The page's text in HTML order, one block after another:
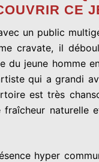
CE
un public
cravate, il
du jeune
qui a grandi
est très
hyper